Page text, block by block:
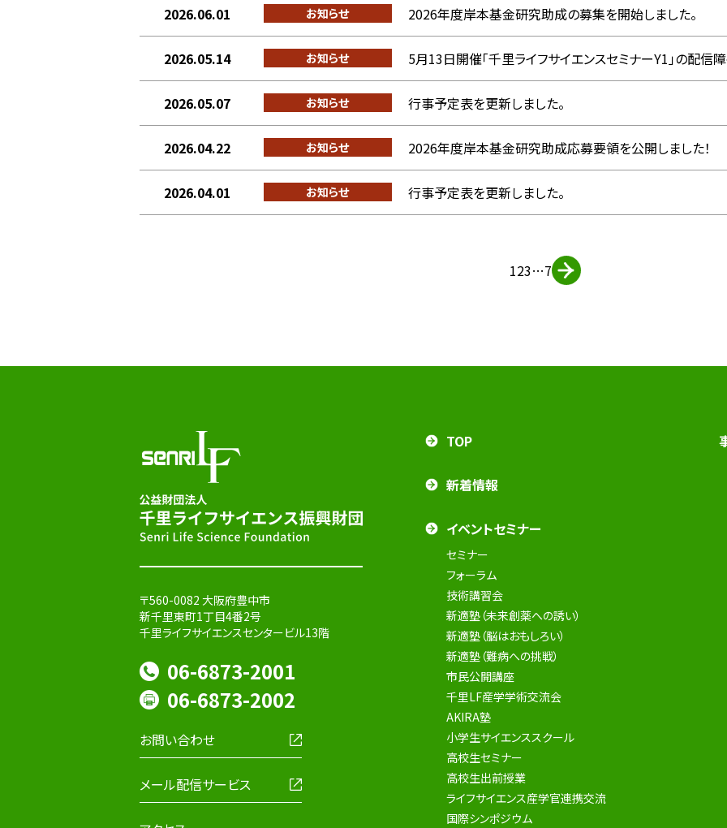
2026.06.01 お知らせ 2026年度岸本基金研究助成の募集を開始しました。
2026.05.14 お知らせ 5月13日開催「千里ライフサイエンスセミナーY1」の配信
2026.05.07 お知らせ 行事予定表を更新しました。
2026.04.22 お知らせ 2026年度岸本基金研究助成応募要領を公開しました！
2026.04.01 お知らせ 行事予定表を更新しました。
123…7
〒560-0082 大阪府豊中市
新千里東町1丁目4番2号
千里ライフサイエンスセンタービル13階
06-6873-2001
06-6873-2002
お問い合わせ
メール配信サービス
TOP
新着情報
イベントセミナー
セミナー
フォーラム
技術講習会
新適塾（未来創薬への誘い）
新適塾（脳はおもしろい）
新適塾（難病への挑戦）
市民公開講座
千里LF産学学術交流会
AKIRA塾
小学生サイエンススクール
高校生セミナー
高校生出前授業
ライフサイエンス産学官連携交流
国際シンポジウム